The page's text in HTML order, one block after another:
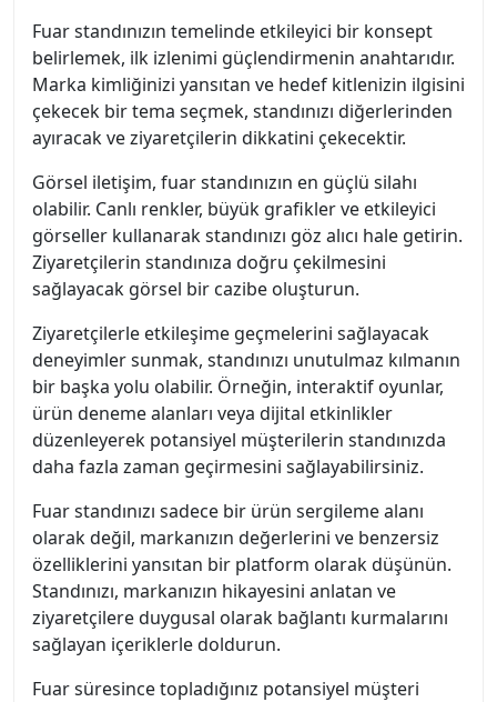
Fuar standınızın temelinde etkileyici bir konsept
belirlemek, ilk izlenimi güçlendirmenin anahtarıdır.
Marka kimliğinizi yansıtan ve hedef kitlenizin ilgisini
çekecek bir tema seçmek, standınızı diğerlerinden
ayıracak ve ziyaretçilerin dikkatini çekecektir.
Görsel iletişim, fuar standınızın en güçlü silahı
olabilir. Canlı renkler, büyük grafikler ve etkileyici
görseller kullanarak standınızı göz alıcı hale getirin.
Ziyaretçilerin standınıza doğru çekilmesini
sağlayacak görsel bir cazibe oluşturun.
Ziyaretçilerle etkileşime geçmelerini sağlayacak
deneyimler sunmak, standınızı unutulmaz kılmanın
bir başka yolu olabilir. Örneğin, interaktif oyunlar,
ürün deneme alanları veya dijital etkinlikler
düzenleyerek potansiyel müşterilerin standınızda
daha fazla zaman geçirmesini sağlayabilirsiniz.
Fuar standınızı sadece bir ürün sergileme alanı
olarak değil, markanızın değerlerini ve benzersiz
özelliklerini yansıtan bir platform olarak düşünün.
Standınızı, markanızın hikayesini anlatan ve
ziyaretçilere duygusal olarak bağlantı kurmalarını
sağlayan içeriklerle doldurun.
Fuar süresince topladığınız potansiyel müşteri